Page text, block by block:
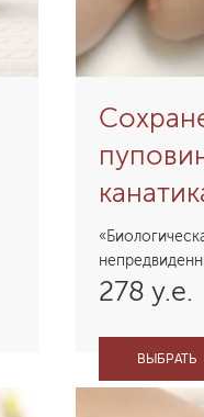
278 у.е.
ВЫБРАТЬ